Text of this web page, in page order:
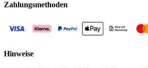
Zahlungsmethoden
Hinweise